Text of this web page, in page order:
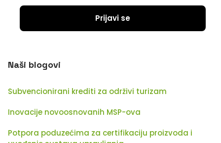
Naši blogovi
Subvencionirani krediti za održivi turizam
Inovacije novoosnovanih MSP-ova
Potpora poduzećima za certifikaciju proizvoda i